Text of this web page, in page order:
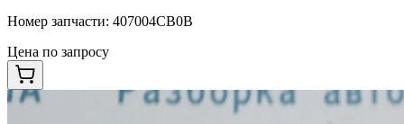
Номер запчасти: 407004CB0B
Цена по запросу